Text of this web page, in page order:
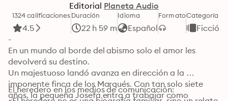
Editorial Planeta Audio
1324 calificaciones
4.5
Duración
22 h 59 m
Idioma
Español
FormatoCategoría
Ficción
-
En un mundo al borde del abismo solo el amor les
devolverá su destino.
Un majestuoso landó avanza en dirección a la
imponente finca de los Marqués. Con tan solo siete
años, la pequeña Josefa entra a trabajar como
El heredero en los medios de comunicación: